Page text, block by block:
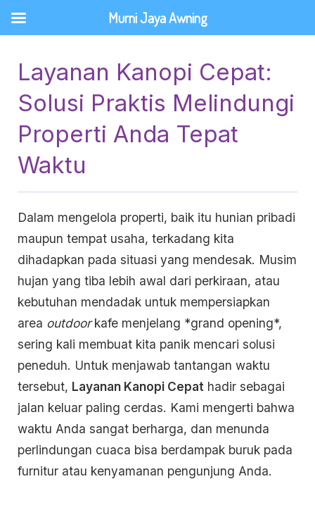
ke
Layanan Kanopi Cepat:
Solusi Praktis Melindungi
Properti Anda Tepat
Waktu
Dalam mengelola properti, baik itu hunian pribadi
maupun tempat usaha, terkadang kita
dihadapkan pada situasi yang mendesak. Musim
hujan yang tiba lebih awal dari perkiraan, atau
kebutuhan mendadak untuk mempersiapkan
area outdoorkafe menjelang *grand opening*,
sering kali membuat kita panik mencari solusi
peneduh. Untuk menjawab tantangan waktu
tersebut, Layanan Kanopi Cepat hadir sebagai
jalan keluar paling cerdas. Kami mengerti bahwa
waktu Anda sangat berharga, dan menunda
perlindungan cuaca bisa berdampak buruk pada
furnitur atau kenyamanan pengunjung Anda.
Murni Jaya Awning